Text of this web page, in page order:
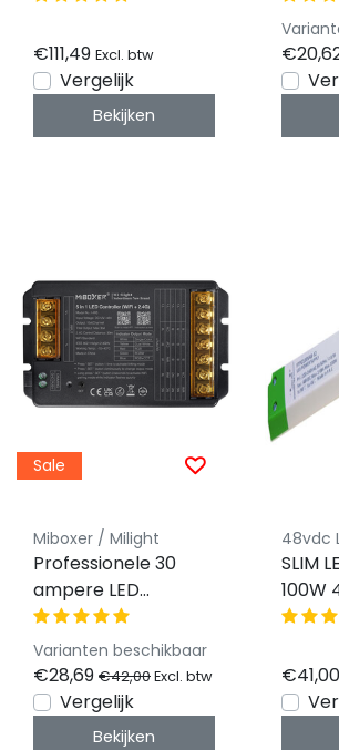
€111,49 Excl. btw
Vergelijk
Bekijken
LED
- ML5
Sale
Miboxer / Milight
Professionele 30
ampere LED
controller 5 in 1 -
Single Color/Dual
White/RGB/RGBW/RGBWW/
LED strips 12-24-48v
- HW5
Varianten beschikbaar
€28,69 €42,00Excl. btw
Vergelijk
Bekijken
SLIM
100W
–
€41,00